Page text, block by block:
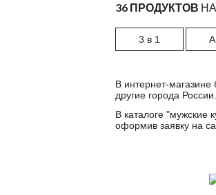
36 ПРОДУКТОВ
3 в 1
В интернет-
другие города России.
В каталоге "мужские
оформив заявку на